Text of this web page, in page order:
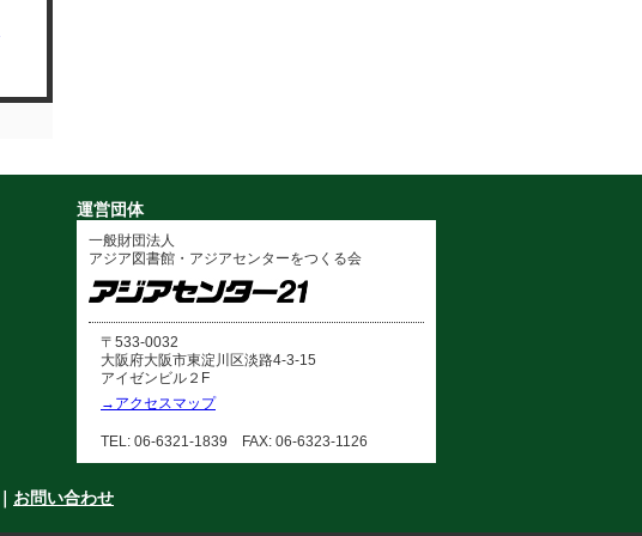
運営団体
一般財団法人
アジア図書館・アジアセンターをつくる会
〒533-0032
大阪府大阪市東淀川区淡路4-3-15
アイゼンビル２F
→アクセスマップ
TEL: 06-6321-1839 FAX: 06-6323-1126
お問い合わせ